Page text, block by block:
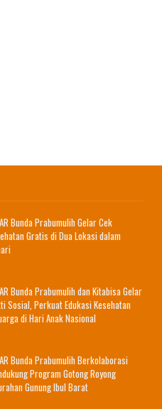
Bunda Prabumulih Gelar Cek
Gratis di Dua Lokasi dalam
Bunda Prabumulih dan Kitabisa Gelar
Sosial, Perkuat Edukasi Kesehatan
di Hari Anak Nasional
Bunda Prabumulih Berkolaborasi
Program Gotong Royong
Gunung Ibul Barat